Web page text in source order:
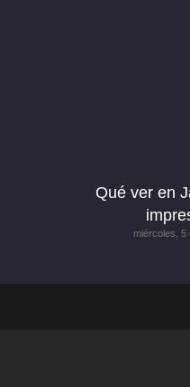
Qué ver en
miércoles, 5